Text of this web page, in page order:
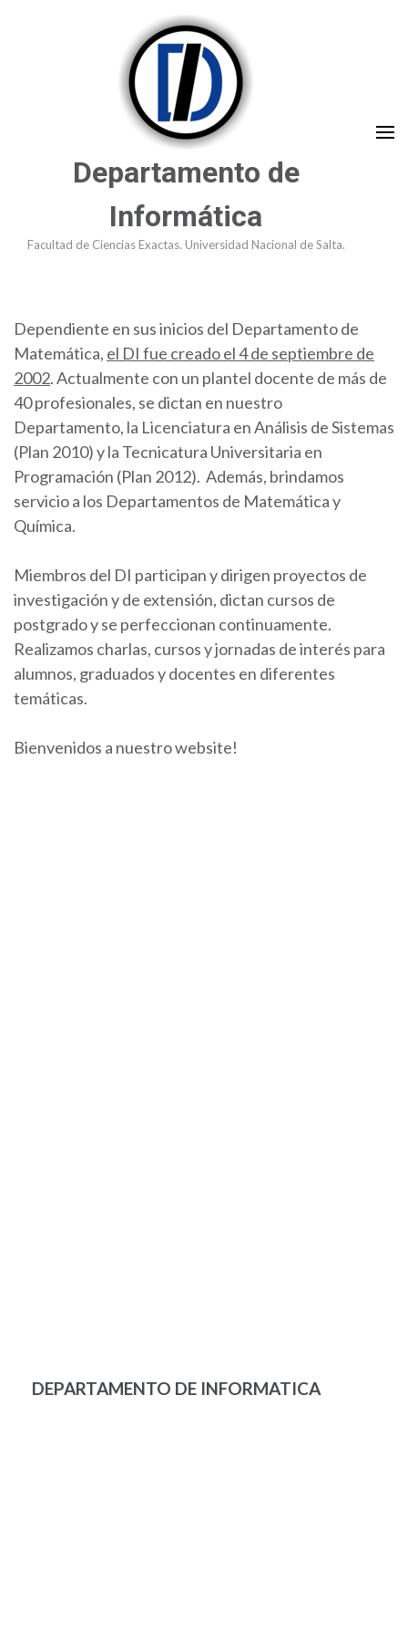
Departamento de
Informática
Facultad de Ciencias Exactas. Universidad Nacional de Salta.
Dependiente en sus inicios del Departamento de
Matemática, el DI fue creado el 4 de septiembre de
2002. Actualmente con un plantel docente de más de
40 profesionales, se dictan en nuestro
Departamento, la Licenciatura en Análisis de Sistemas
(Plan 2010) y la Tecnicatura Universitaria en
Programación (Plan 2012). Además, brindamos
servicio a los Departamentos de Matemática y
Química.
Miembros del DI participan y dirigen proyectos de
investigación y de extensión, dictan cursos de
postgrado y se perfeccionan continuamente.
Realizamos charlas, cursos y jornadas de interés para
alumnos, graduados y docentes en diferentes
temáticas.
Bienvenidos a nuestro website!
DEPARTAMENTO DE INFORMATICA